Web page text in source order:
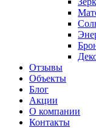
Отзывы
Объекты
Блог
Акции
О компании
Контакты